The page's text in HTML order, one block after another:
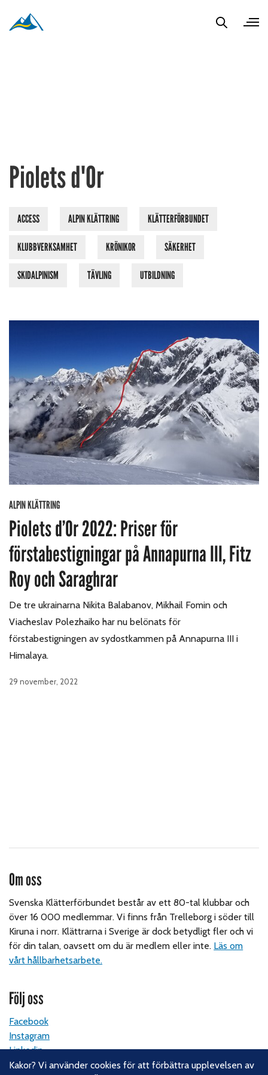
Piolets d'Or
ACCESS ALPIN KLÄTTRING KLÄTTERFÖRBUNDET
KLUBBVERKSAMHET KRÖNIKOR SÄKERHET
SKIDALPINISM TÄVLING UTBILDNING
ALPIN KLÄTTRING
Piolets d’Or 2022: Priser för
förstabestigningar på Annapurna III, Fitz
Roy och Saraghrar
De tre ukrainarna Nikita Balabanov, Mikhail Fomin och
Viacheslav Polezhaiko har nu belönats för
förstabestigningen av sydostkammen på Annapurna III i
Himalaya.
29 november, 2022
Om oss
Svenska Klätterförbundet består av ett 80-tal klubbar och
över 16 000 medlemmar. Vi finns från Trelleborg i söder till
Kiruna i norr. Klättrarna i Sverige är dock betydligt fler och vi
för din talan, oavsett om du är medlem eller inte. Läs om
vårt hållbarhetsarbete.
Följ oss
Facebook
Instagram
Linkedin
Nyhetsbrev
Kakor? Vi använder cookies för att förbättra upplevelsen av